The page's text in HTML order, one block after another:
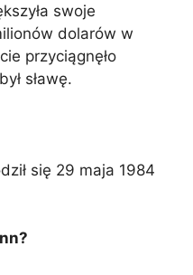
swoje
dolarów w
przyciągnęło
sławę.
się 29 maja 1984